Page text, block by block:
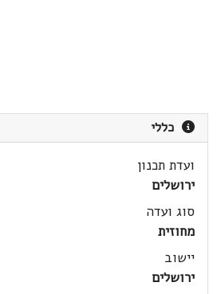
כללי
ועדת תכנון
ירושלים
סוג ועדה
מחוזית
יישוב
ירושלים